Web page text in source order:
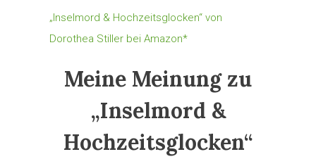
„Inselmord & Hochzeitsglocken“ von
Dorothea Stiller bei Amazon*
Meine Meinung zu
„Inselmord &
Hochzeitsglocken“